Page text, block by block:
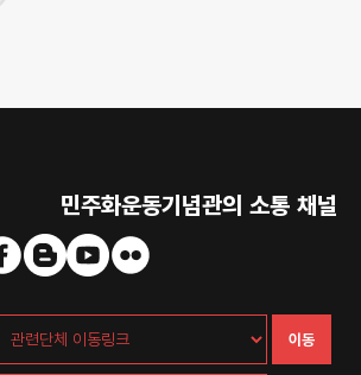
민주화운동기념관의 소통 채널
이동